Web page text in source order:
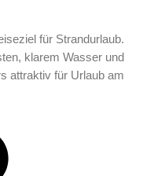
für Strandurlaub.
klarem Wasser und
attraktiv für Urlaub am